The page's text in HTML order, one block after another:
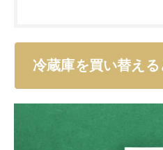
冷蔵庫を買い替え